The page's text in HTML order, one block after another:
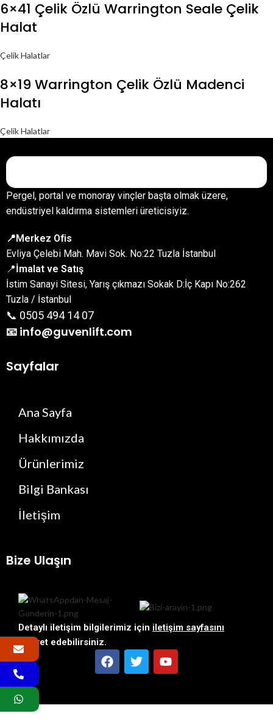
6×41 Çelik Özlü Warrington Seale Çelik
Halat
Çelik Halatlar
8×19 Warrington Çelik Özlü Madenci
Halatı
Çelik Halatlar
Pergel, portal ve monoray vinçler başta olmak üzere,
endüstriyel kaldırma sistemleri üreticisiyiz.
📍Merkez Ofis
Evliya Çelebi Mah. Mavi Sok. No:22 Tuzla İstanbul
📍İmalat ve Satış
İstim Sanayi Sitesi, Yarış çıkmazı Sokak D:İç Kapı No:262
Tuzla / İstanbul
📞 0505 494 14 07
📧 info@guvenlift.com
Sayfalar
Ana Sayfa
Hakkımızda
Ürünlerimiz
Bilgi Bankası
İletişim
Bize Ulaşın
Detaylı iletişim bilgilerimiz için iletişim sayfasını
ziyaret edebilirsiniz.